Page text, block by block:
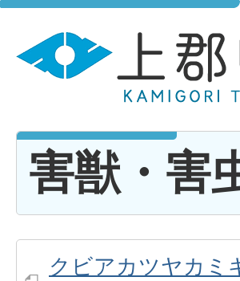
害獣・害
クビアカツヤカミ